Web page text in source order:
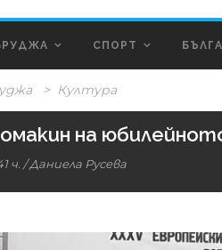
СПОРТ
> Култура
на
ч. /Даниела Русева